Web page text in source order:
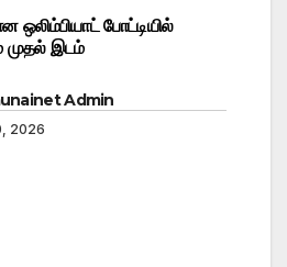
போட்டியில்
முதல் இடம்
Admin
2026